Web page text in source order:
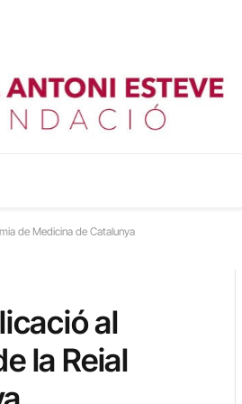
de Medicina de Catalunya
al
la Reial